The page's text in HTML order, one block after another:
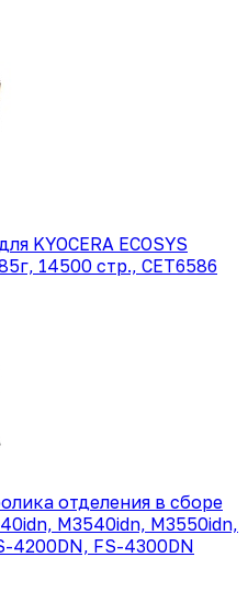
KYOCERA ECOSYS
14500 стр., CET6586
отделения в сборе
M3540idn, M3550idn,
4200DN, FS-4300DN